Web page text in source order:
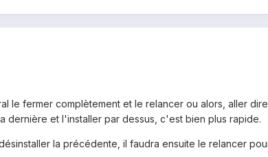
le fermer complètement et le relancer ou alors, aller
dernière et l'installer par dessus, c'est bien plus rapide.
la précédente, il faudra ensuite le relancer